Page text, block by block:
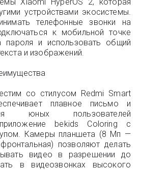
устройствами экосистемы.
телефонные звонки на
к мобильной точке
пароля и использовать общий
и изображений.
со стилусом Redmi Smart
плавное письмо и
юных пользователей
приложение bekids Coloring с
Камеры планшета (8 Мп —
позволяют делать
видео в разрешении до
в видеозвонках высокого